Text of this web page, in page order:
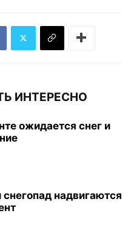
ИНТЕРЕСНО
ожидается снег и
надвигаются